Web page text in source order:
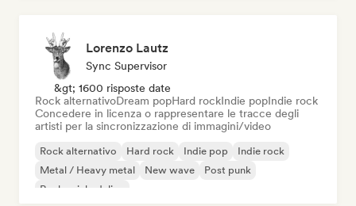
Lorenzo Lautz
Sync Supervisor
&gt; 1600 risposte date
Rock alternativoDream popHard rockIndie popIndie rock
Concedere in licenza o rappresentare le tracce degli
artisti per la sincronizzazione di immagini/video
Rock alternativo Hard rock Indie pop
Indie rock
Metal / Heavy metal
New wave
Post punk
Rock psichedelico